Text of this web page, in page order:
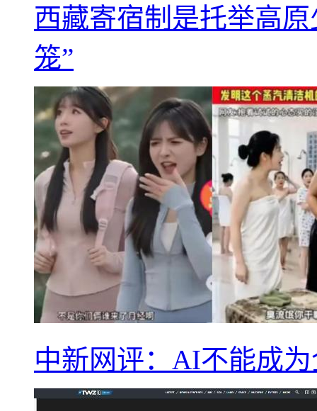
西藏寄宿制是托举高
笼”
中新网评：AI不能成